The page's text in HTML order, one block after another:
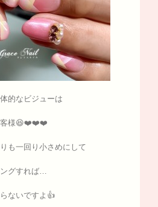
的なビジューは
客様😆❤️❤️❤️
も一回り小さめにして
ングすれば…
ないですよ👍